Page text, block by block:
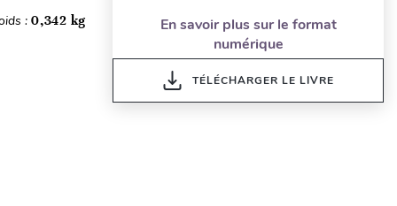
:0,342 kg
En savoir plus sur le format
numérique
TÉLÉCHARGER LE LIVRE